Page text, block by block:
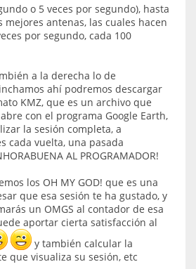
o 5 veces por segundo), hasta
mejores antenas, las cuales hacen
por segundo, cada 100
a la derecha lo de
ahí podremos descargar
KMZ, que es un archivo que
con el programa Google Earth,
la sesión completa, a
cada vuelta, una pasada
AL PROGRAMADOR!
los OH MY GOD! que es una
que esa sesión te ha gustado, y
un OMGS al contador de esa
aportar cierta satisfacción al
y también calcular la
que visualiza su sesión, etc